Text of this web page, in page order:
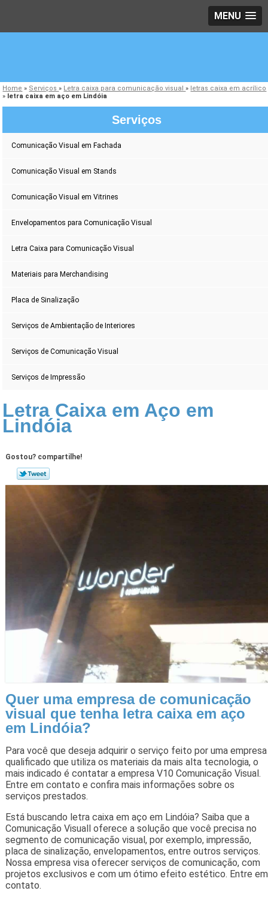
MENU
Home » Serviços» Letra caixa para comunicação visual» letras caixa em acrílico
» letra caixa em aço em Lindóia
Serviços
Comunicação Visual em Fachada
Comunicação Visual em Stands
Comunicação Visual em Vitrines
Envelopamentos para Comunicação Visual
Letra Caixa para Comunicação Visual
Materiais para Merchandising
Placa de Sinalização
Serviços de Ambientação de Interiores
Serviços de Comunicação Visual
Serviços de Impressão
Letra Caixa em Aço em
Lindóia
Gostou? compartilhe!
Quer uma empresa de comunicação
visual que tenha letra caixa em aço
em Lindóia?
Para você que deseja adquirir o serviço feito por uma empresa
qualificado que utiliza os materiais da mais alta tecnologia, o
mais indicado é contatar a empresa V10 Comunicação Visual.
Entre em contato e confira mais informações sobre os
serviços prestados.
Está buscando letra caixa em aço em Lindóia? Saiba que a
Comunicação Visuall oferece a solução que você precisa no
segmento de comunicação visual, por exemplo, impressão,
placa de sinalização, envelopamentos, entre outros serviços.
Nossa empresa visa oferecer serviços de comunicação, com
projetos exclusivos e com um ótimo efeito estético. Entre em
contato.